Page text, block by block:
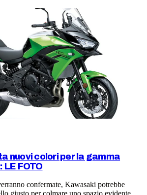
nuovi colori per la gamma
FOTO
confermate, Kawasaki potrebbe